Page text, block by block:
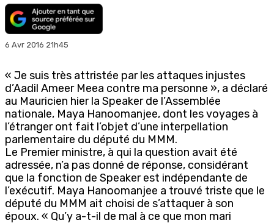
6 Avr 2016 21h45
« Je suis très attristée par les attaques injustes
d’Aadil Ameer Meea contre ma personne », a déclaré
au Mauricien hier la Speaker de l’Assemblée
nationale, Maya Hanoomanjee, dont les voyages à
l’étranger ont fait l’objet d’une interpellation
parlementaire du député du MMM.
Le Premier ministre, à qui la question avait été
adressée, n’a pas donné de réponse, considérant
que la fonction de Speaker est indépendante de
l’exécutif. Maya Hanoomanjee a trouvé triste que le
député du MMM ait choisi de s’attaquer à son
époux. « Qu’y a-t-il de mal à ce que mon mari